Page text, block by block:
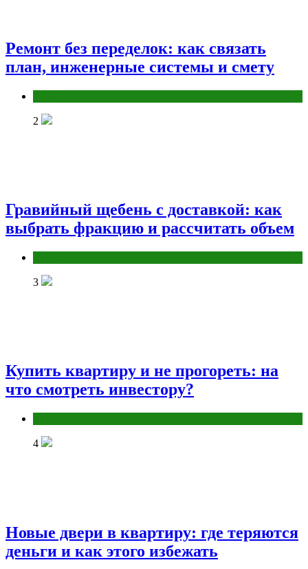
Ремонт без переделок: как связать
план, инженерные системы и смету
2
Гравийный щебень с доставкой: как
выбрать фракцию и рассчитать объем
3
Купить квартиру и не прогореть: на
что смотреть инвестору?
4
Новые двери в квартиру: где теряются
деньги и как этого избежать